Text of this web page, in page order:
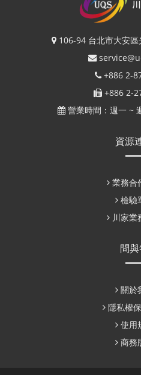
106-94 台北市大安區
+886 2-
+886 2-
營業時間：週一 ~
資源
業務合
檢驗
川家業
問
關於
隱私權
使用
商務